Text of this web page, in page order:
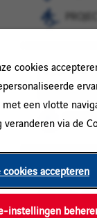
cookies
een vlotte
via de
cookies accepteren
instellingen
Apprenti
Correze,
Tulle,
Nouvelle-
Aquitaine
/
STAGE
Tulle,
Tulle,
Nouvelle-
Aquitaine
/